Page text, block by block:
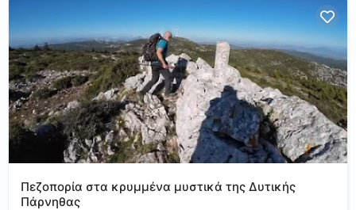
Πεζοπορία στα κρυμμένα μυστικά της Δυτικής
Πάρνηθας